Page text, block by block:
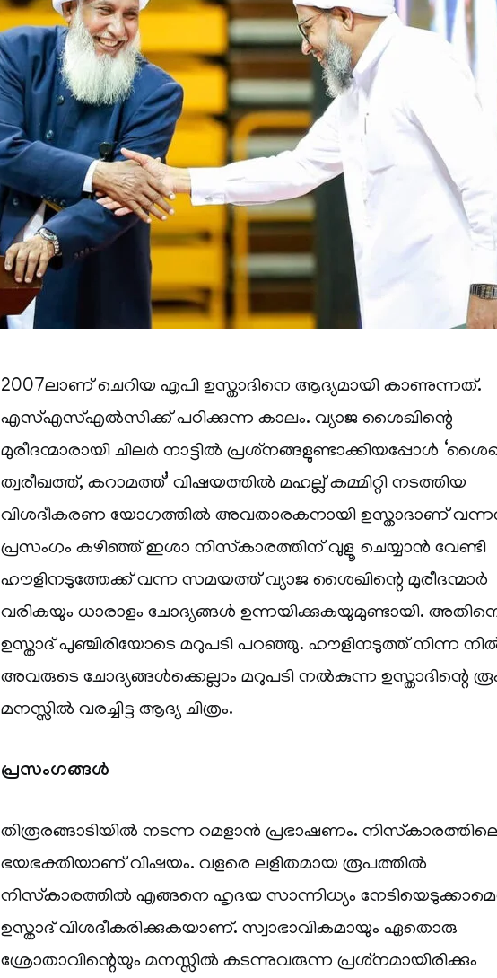
2007ലാണ് ചെറിയ എപി ഉസ്താദിനെ ആദ്യമായി കാണുന്നത്.
എസ്എസ്എൽസിക്ക് പഠിക്കുന്ന കാലം. വ്യാജ ശൈഖിന്റെ
മുരീദന്മാരായി ചിലർ നാട്ടിൽ പ്രശ്‌നങ്ങളുണ്ടാക്കിയപ്പോൾ
ത്വരീഖത്ത്, കറാമത്ത്’ വിഷയത്തിൽ മഹല്ല് കമ്മിറ്റി നടത്തിയ
വിശദീകരണ യോഗത്തിൽ അവതാരകനായി ഉസ്താദാണ്
പ്രസംഗം കഴിഞ്ഞ് ഇശാ നിസ്‌കാരത്തിന് വുളൂ ചെയ്യാൻ വേണ്ടി
ഹൗളിനടുത്തേക്ക് വന്ന സമയത്ത് വ്യാജ ശൈഖിന്റെ മുരീദന്മാർ
വരികയും ധാരാളം ചോദ്യങ്ങൾ ഉന്നയിക്കുകയുമുണ്ടായി.
ഉസ്താദ് പുഞ്ചിരിയോടെ മറുപടി പറഞ്ഞു. ഹൗളിനടുത്ത് നിന്ന
അവരുടെ ചോദ്യങ്ങൾക്കെല്ലാം മറുപടി നൽകുന്ന ഉസ്താദിന്റെ
മനസ്സിൽ വരച്ചിട്ട ആദ്യ ചിത്രം.
പ്രസംഗങ്ങൾ
തിരൂരങ്ങാടിയിൽ നടന്ന റമളാൻ പ്രഭാഷണം.
ഭയഭക്തിയാണ് വിഷയം. വളരെ ലളിതമായ രൂപത്തിൽ
നിസ്‌കാരത്തിൽ എങ്ങനെ ഹൃദയ സാന്നിധ്യം
ഉസ്താദ് വിശദീകരിക്കുകയാണ്. സ്വാഭാവികമായും ഏതൊരു
ശ്രോതാവിന്റെയും മനസ്സിൽ കടന്നുവരുന്ന പ്രശ്‌നമായിരിക്കും